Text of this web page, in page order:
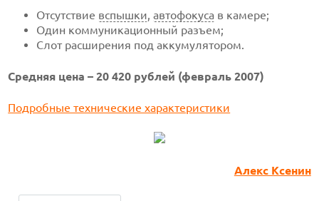
Отсутствие вспышки,автофокуса в камере;
Один коммуникационный разъем;
Слот расширения под аккумулятором.
Средняя цена – 20 420 рублей (февраль 2007)
Подробные технические характеристики
Алекс Ксенин
12 БЕСПЛАТНЫХ ПРИЛОЖЕНИЙ, ЧТОБЫ ПОДТЯНУТЬ